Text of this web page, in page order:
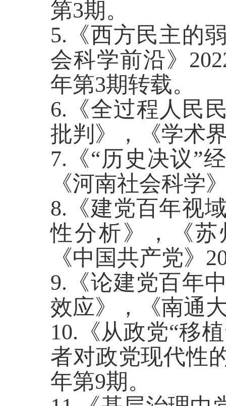
第3期。
5.《西方民主的
会科学前沿》
年第3期转载。
6.《全过程人民
批判》，《学术
7.《“历史决议”
《河南社会科学
8.《建党百年视
性分析》，《苏
《中国共产党》
9.《论建党百年
效应》，《南通
10.《从政党“移
者对政党现代性
年第9期。